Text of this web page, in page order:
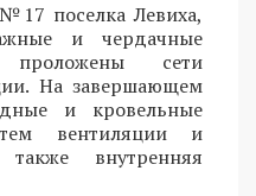
поселка Левиха,
и чердачные
проложены сети
На завершающем
и кровельные
вентиляции и
также внутренняя